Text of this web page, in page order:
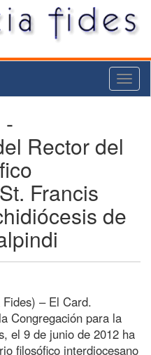
-
Rector del
Francis
de
– El Card.
Congregación para la
el 9 de junio de 2012 ha
filosófico interdiocesano